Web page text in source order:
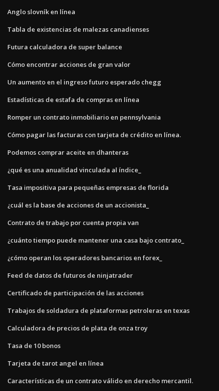
Anglo slovník en línea
Tabla de existencias de malezas canadienses
Futura calculadora de super balance
Cómo encontrar acciones de gran valor
Un aumento en el ingreso futuro esperado chegg
Estadísticas de estafa de compras en línea
Romper un contrato inmobiliario en pennsylvania
Cómo pagar las facturas con tarjeta de crédito en línea.
Podemos comprar aceite en dhanteras
¿qué es una anualidad vinculada al índice_
Tasa impositiva para pequeñas empresas de florida
¿cuál es la base de acciones de un accionista_
Contrato de trabajo por cuenta propia van
¿cuánto tiempo puede mantener una casa bajo contrato_
¿cómo operan los operadores bancarios en forex_
Feed de datos de futuros de ninjatrader
Certificado de participación de las acciones
Trabajos de soldadura de plataformas petroleras en texas
Calculadora de precios de plata de onza troy
Tasa de 10 bonos
Tarjeta de tarot angel en línea
Características de un contrato válido en derecho mercantil.